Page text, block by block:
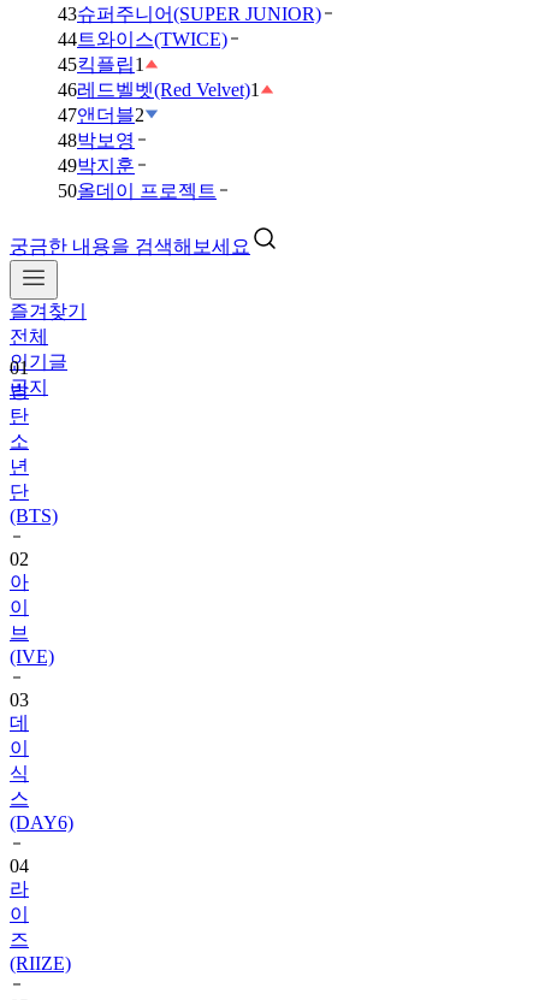
43슈퍼주니어(SUPER JUNIOR)
44트와이스(TWICE)
45킥플립1
46레드벨벳(Red Velvet)1
47앤더블2
48박보영
49박지훈
50올데이 프로젝트
궁금한 내용을 검색해보세요
즐겨찾기
전체
인기글
공지
01
방
탄
소
년
단
(BTS)
02
아
이
브
(IVE)
03
데
이
식
스
(DAY6)
04
라
이
즈
(RIIZE)
05
엔